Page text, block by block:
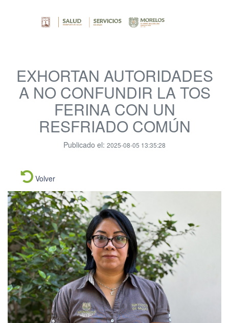
EXHORTAN AUTORIDADES
A NO CONFUNDIR LA TOS
FERINA CON UN
RESFRIADO COMÚN
Publicado el: 2025-08-05 13:35:28
Volver